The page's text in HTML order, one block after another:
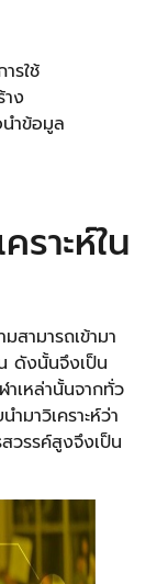
รใช้
าง
ำข้อมูล
ราะห์ใน
ามารถเข้ามา
ดังนั้นจึงเป็น
าเหล่านั้นจากทั่ว
มาวิเคราะห์ว่า
วรรค์สูงจึงเป็น